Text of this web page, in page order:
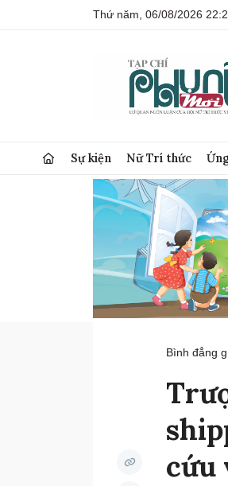
Thứ năm, 06/08/2026
Sự kiện Nữ Trí thức
Bình đẳng
cứu